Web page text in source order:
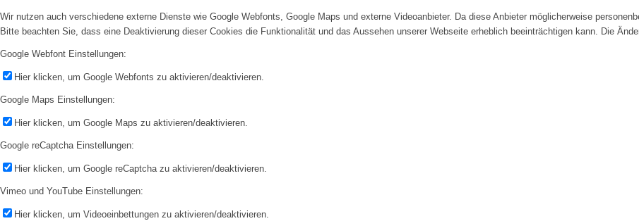
Wir nutzen auch verschiedene externe Dienste wie Google Webfonts, Google Maps und externe Videoanbieter. Da diese Anbieter möglicherweise
Bitte beachten Sie, dass eine Deaktivierung dieser Cookies die Funktionalität und das Aussehen unserer Webseite erheblich beeinträchtigen kann. Die
Google Webfont Einstellungen:
Hier klicken, um Google Webfonts zu aktivieren/deaktivieren.
Google Maps Einstellungen:
Hier klicken, um Google Maps zu aktivieren/deaktivieren.
Google reCaptcha Einstellungen:
Hier klicken, um Google reCaptcha zu aktivieren/deaktivieren.
Vimeo und YouTube Einstellungen:
Hier klicken, um Videoeinbettungen zu aktivieren/deaktivieren.